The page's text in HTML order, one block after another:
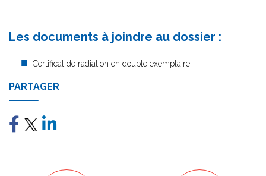
Les documents à joindre au dossier :
Certificat de radiation en double exemplaire
PARTAGER